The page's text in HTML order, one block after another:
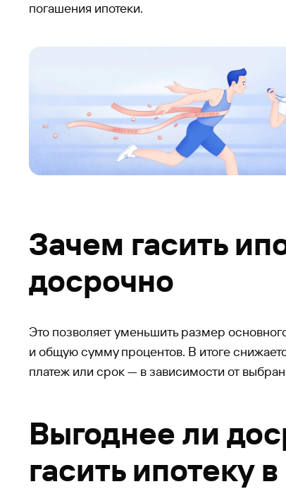
погашения ипотеки.
Зачем гасить
досрочно
Это позволяет уменьшить размер
и общую сумму процентов. В итоге
платеж или срок — в зависимости от
Выгоднее ли
гасить ипотеку